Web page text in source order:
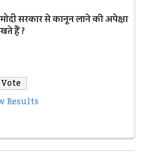
सरकार से कानून लाने की अपेक्षा
हैं ?
Results